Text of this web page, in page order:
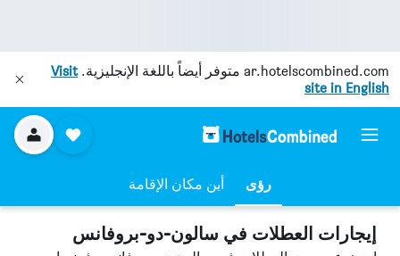
ar.hotelscombined.com متوفر أيضاً باللغة الإنجليزية.Visit
site in English
رؤى أين مكان الإقامة
إيجارات العطلات في سالون-دو-بروفانس